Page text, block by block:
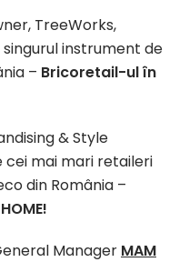
TreeWorks,
singurul instrument de
– Bricoretail-ulîn
& Style
cei mai mari retaileri
din România –
Manager MAM